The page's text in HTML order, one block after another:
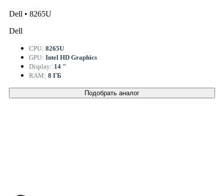
Dell • 8265U
Dell
CPU: 8265U
GPU: Intel HD Graphics
Display: 14 "
RAM: 8 ГБ
Подобрать аналог